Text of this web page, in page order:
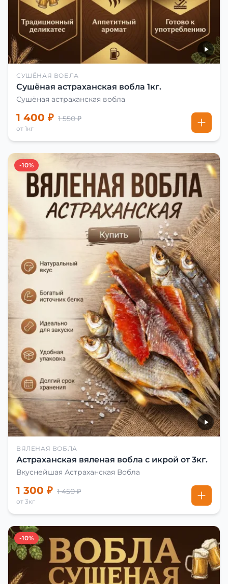
СУШЁНАЯ ВОБЛА
Сушёная астраханская вобла 1кг.
Сушёная астраханская вобла
1 400 ₽ 1 550 ₽
от 1кг
-10%
ВЯЛЕНАЯ ВОБЛА
Астраханская вяленая вобла с икрой от 3кг.
Вкуснейшая Астраханская Вобла
1 300 ₽ 1 450 ₽
от 3кг
-10%